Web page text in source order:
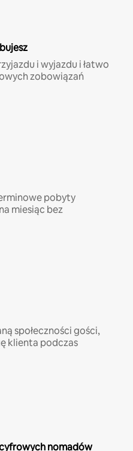
i wyjazdu i łatwo
zobowiązań
pobyty
miesiąc bez
społeczności gości,
klienta podczas
nomadów